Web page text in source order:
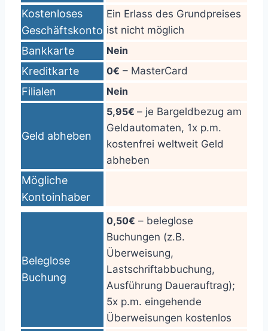
Kostenloses
Geschäftskonto
Ein Erlass des Grundpreises
ist nicht möglich
Bankkarte Nein
Kreditkarte 0€ – MasterCard
Filialen Nein
Geld abheben
5,95€ – je Bargeldbezug am
Geldautomaten, 1x p.m.
kostenfrei weltweit Geld
abheben
Mögliche
Kontoinhaber
Beleglose
Buchung
0,50€ – beleglose
Buchungen (z.B.
Überweisung,
Lastschriftabbuchung,
Ausführung Dauerauftrag);
5x p.m. eingehende
Überweisungen kostenlos